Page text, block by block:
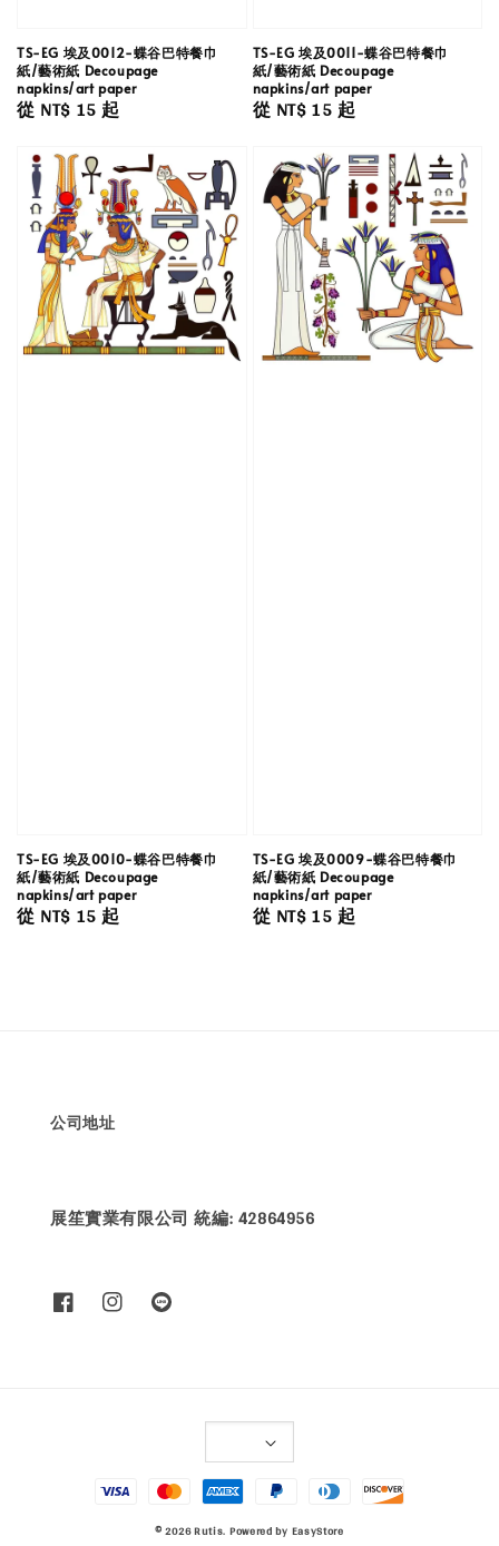
TS-EG 埃及0012-蝶谷巴特餐巾
紙/藝術紙 Decoupage
napkins/art paper
Regular
從 NT$ 15起
TS-EG 埃及0011-蝶谷巴特餐巾
紙/藝術紙 Decoupage
napkins/art paper
Regular
從 NT$ 15起
TS-EG 埃及0010-蝶谷巴特餐巾
紙/藝術紙 Decoupage
napkins/art paper
Regular
從 NT$ 15起
TS-EG 埃及0009-蝶谷巴特餐巾
紙/藝術紙 Decoupage
napkins/art paper
Regular
從 NT$ 15起
公司地址
展笙實業有限公司 統編: 42864956
© 2026 Rutis. Powered by EasyStore